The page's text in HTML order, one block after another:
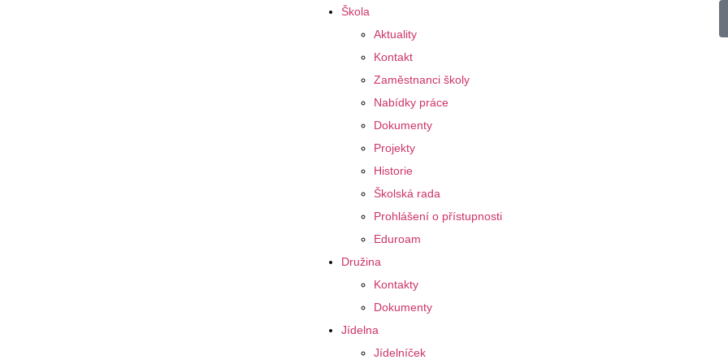
Škola
Aktuality
Kontakt
Zaměstnanci školy
Nabídky práce
Dokumenty
Projekty
Historie
Školská rada
Prohlášení o přístupnosti
Eduroam
Družina
Kontakty
Dokumenty
Jídelna
Jídelníček